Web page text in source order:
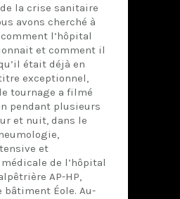
la crise sanitaire
avons cherché à
l’hôpital
et comment il
était déjà en
exceptionnel,
tournage a filmé
pendant plusieurs
et nuit, dans le
et
de l’hôpital
AP-HP,
bâtiment Éole. Au-